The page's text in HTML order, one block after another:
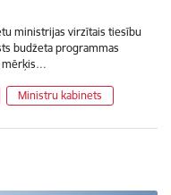
ministrijas virzītais tiesību
budžeta programmas
mērķis…
Ministru kabinets